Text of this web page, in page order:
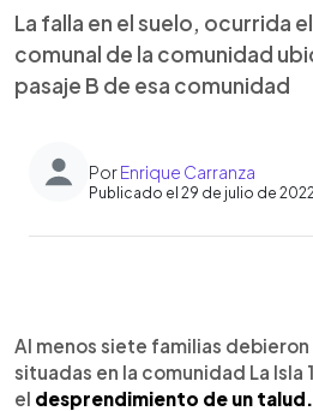
La falla en el suelo, ocurrida
comunal de la comunidad
pasaje B de esa comunidad
PorEnrique Carranza
Publicado el 29 de julio de 2022
Escuchar artículo
Al menos siete familias debieron
situadas en la comunidad La Isla
el desprendimiento de un talud.